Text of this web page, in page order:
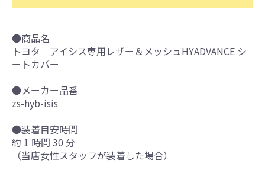
●商品名
トヨタ アイシス専用レザー＆メッシュHYADVANCE シ
ートカバー
●メーカー品番
zs-hyb-isis
●装着目安時間
約 1 時間 30 分
（当店女性スタッフが装着した場合）